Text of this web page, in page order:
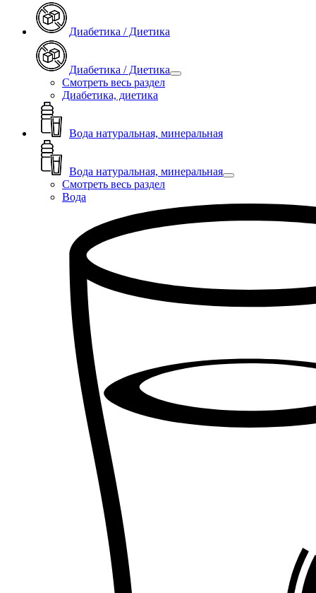
Диабетика / Диетика
Диабетика / Диетика
Смотреть весь раздел
Диабетика, диетика
Вода натуральная, минеральная
Вода натуральная, минеральная
Смотреть весь раздел
Вода